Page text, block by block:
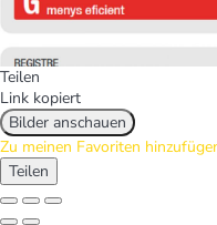
Teilen
Link kopiert
Bilder anschauen
Zu meinen Favoriten
Teilen